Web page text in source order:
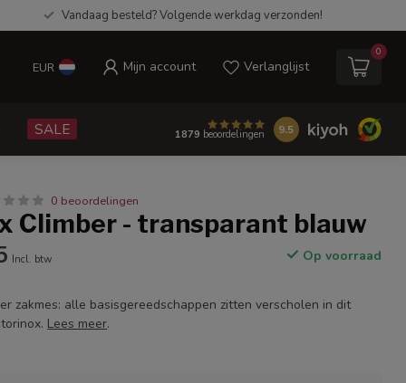
Vandaag besteld? Volgende werkdag verzonden!
EUR Mijn account Verlanglijst
0
SALE 1879 beoordelingen 9.5
0 beoordelingen
Climber - transparant blauw
Incl. btw Op voorraad
zakmes: alle basisgereedschappen zitten verscholen in dit
Lees meer.